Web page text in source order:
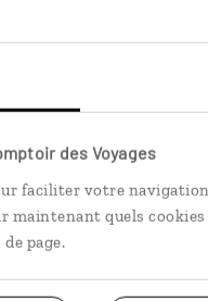
des Voyages
faciliter votre
maintenant quels
page.